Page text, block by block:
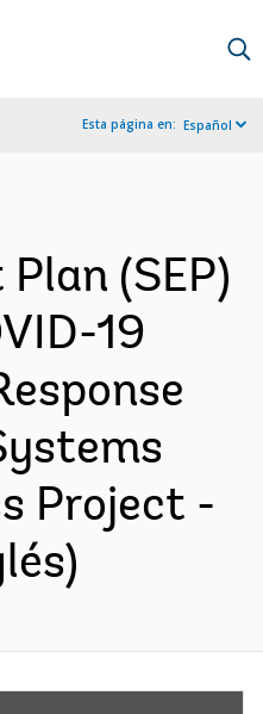
Esta página en: Español
(SEP)
19
Project -